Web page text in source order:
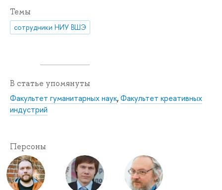
Темы
сотрудники НИУ ВШЭ
В статье упомянуты
Факультет гуманитарных наук,Факультет креативных
индустрий
Персоны